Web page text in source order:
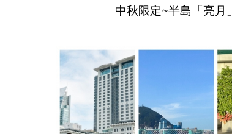
中秋限定~半島「亮月」